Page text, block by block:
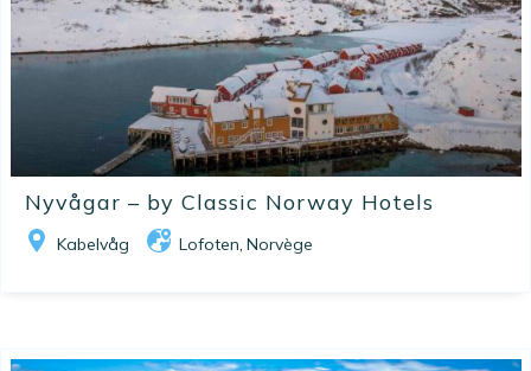
Nyvågar – by Classic Norway Hotels
Kabelvåg Lofoten, Norvège